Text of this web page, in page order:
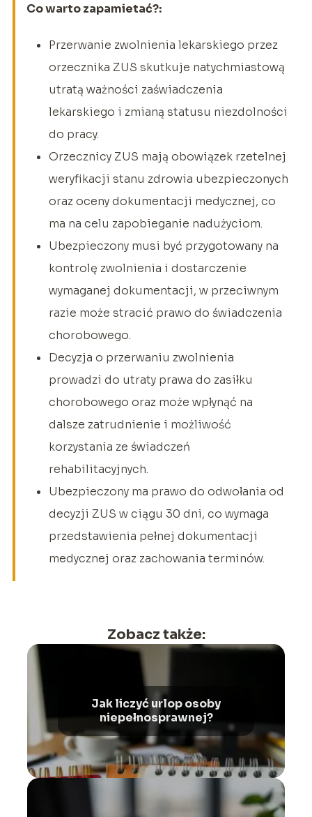
Co warto zapamietać?:
Przerwanie zwolnienia lekarskiego przez
orzecznika ZUS skutkuje natychmiastową
utratą ważności zaświadczenia
lekarskiego i zmianą statusu niezdolności
do pracy.
Orzecznicy ZUS mają obowiązek rzetelnej
weryfikacji stanu zdrowia ubezpieczonych
oraz oceny dokumentacji medycznej, co
ma na celu zapobieganie nadużyciom.
Ubezpieczony musi być przygotowany na
kontrolę zwolnienia i dostarczenie
wymaganej dokumentacji, w przeciwnym
razie może stracić prawo do świadczenia
chorobowego.
Decyzja o przerwaniu zwolnienia
prowadzi do utraty prawa do zasiłku
chorobowego oraz może wpłynąć na
dalsze zatrudnienie i możliwość
korzystania ze świadczeń
rehabilitacyjnych.
Ubezpieczony ma prawo do odwołania od
decyzji ZUS w ciągu 30 dni, co wymaga
przedstawienia pełnej dokumentacji
medycznej oraz zachowania terminów.
Zobacz także:
Jak liczyć urlop osoby
niepełnosprawnej?